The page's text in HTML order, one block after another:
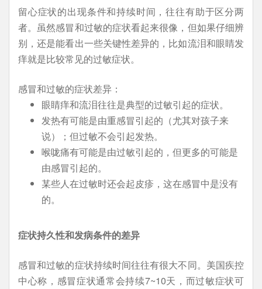
留心症状的出现条件和持续时间，往往有助于区分两
者。虽然感冒和过敏的症状看起来很像，但如果仔细辨
别，还是能看出一些关键性差异的，比如流泪和眼睛发
痒就是比较常见的过敏症状。
感冒和过敏的症状差异：
眼睛痒和流泪往往是典型的过敏引起的症状。
发热有可能是由重感冒引起的（尤其对孩子来
说）；但过敏不会引起发热。
喉咙痛有可能是由过敏引起的，但更多的可能是
由感冒引起的。
某些人在过敏时还会起皮疹，这在感冒中是没有
的。
症状持久性和发病条件的差异
感冒和过敏的症状持续时间往往有很大不同。美国疾控
中心称，感冒症状通常会持续7~10天，而过敏症状可